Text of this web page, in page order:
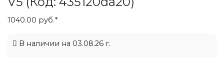
1040.00 руб.*
В наличии на 03.08.26 г.